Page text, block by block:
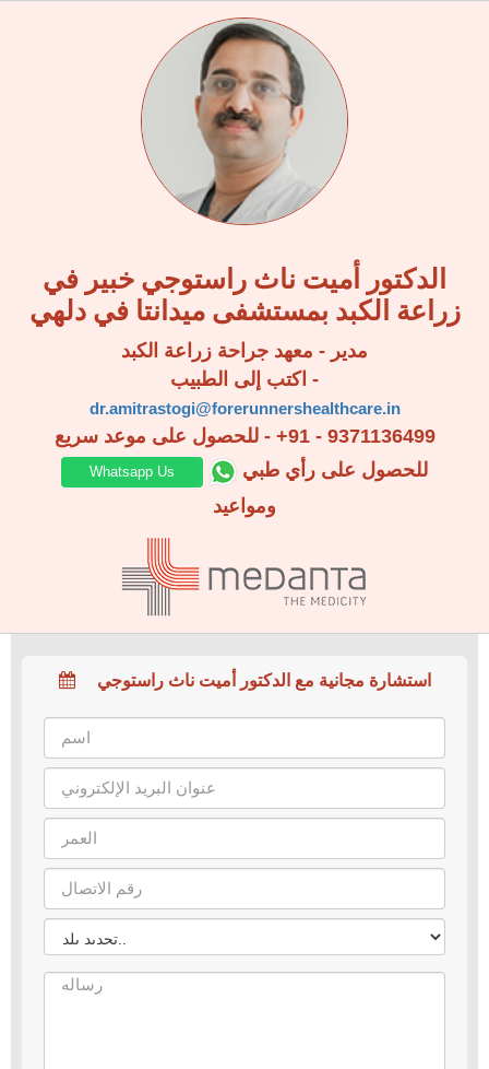
الدكتور أميت ناث راستوجي خبير في
زراعة الكبد بمستشفى ميدانتا في دلهي
مدير - معهد جراحة زراعة الكبد
اكتب إلى الطبيب -
dr.amitrastogi@forerunnershealthcare.in
للحصول على موعد سريع - +91 - 9371136499
Whatsapp Us
للحصول على رأي طبي
ومواعيد
استشارة مجانية مع الدكتور أميت ناث راستوجي